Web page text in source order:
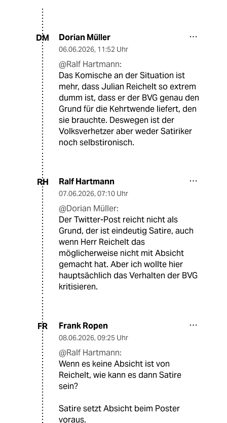
DM Dorian Müller
06.06.2026, 11:52 Uhr
@Ralf Hartmann:
Das Komische an der Situation ist
mehr, dass Julian Reichelt so extrem
dumm ist, dass er der BVG genau den
Grund für die Kehrtwende liefert, den
sie brauchte. Deswegen ist der
Volksverhetzer aber weder Satiriker
noch selbstironisch.
RH Ralf Hartmann
07.06.2026, 07:10 Uhr
@Dorian Müller:
Der Twitter-Post reicht nicht als
Grund, der ist eindeutig Satire, auch
wenn Herr Reichelt das
möglicherweise nicht mit Absicht
gemacht hat. Aber ich wollte hier
hauptsächlich das Verhalten der BVG
kritisieren.
FR Frank Ropen
08.06.2026, 09:25 Uhr
@Ralf Hartmann:
Wenn es keine Absicht ist von
Reichelt, wie kann es dann Satire
sein?
Satire setzt Absicht beim Poster
voraus.